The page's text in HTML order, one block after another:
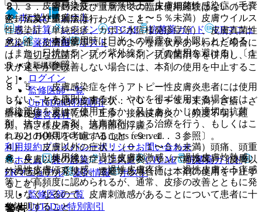
８．３． 密封法及び重層法での臨床使用経験はないので、
密封法及び重層法は行わないこと。
８．４． 本剤使用時は日光への曝露を最小限にとどめる
（また、日焼けランプ／紫外線ランプの使用を避ける）〔１
５．２．１参照〕。
８．５． 皮膚感染症を伴うアトピー性皮膚炎患者には使用
しないことを原則とするが、やむを得ず使用する場合には、
感染部位を避けて使用するか、又はあらかじめ適切な抗菌
剤、抗ウイルス剤、抗真菌剤による治療を行う、もしくはこ
れらとの併用を考慮すること〔９．１．３参照〕。
８．６． 使用後、一過性皮膚刺激感（一過性皮膚灼熱感、
一過性皮膚ほてり感、一過性皮膚疼痛、一過性皮膚そう痒感
等）が高頻度に認められるが、通常、皮疹の改善とともに発
現しなくなるので、皮膚刺激感があることについて患者に十
分説明すること。
２）． 皮膚感染症：（５％以上）皮膚細菌性感染症（毛嚢
炎、伝染性膿痂疹等）、（０．１〜５％未満）皮膚ウイルス
性感染症（単純疱疹、カポジ水痘様発疹症等）、皮膚真菌性
感染症（皮膚白癬等）［このような症状があらわれた場合に
は、適切な抗菌剤、抗ウイルス剤、抗真菌剤等を併用し、症
状が速やかに改善しない場合には、本剤の使用を中止するこ
と］。
３）． その他の皮膚症状：（０．１〜５％未満）ざ瘡、ざ
瘡様皮疹、皮膚乾燥、丘疹、接触皮膚炎、（頻度不明）紅
斑、酒さ様皮膚炎、適用部位浮腫。
４）． 皮膚以外の症状：（０．１〜５％未満）頭痛、頭重
感、皮膚以外の感染症（上気道炎、リンパ節炎等）［皮膚以
外の感染症が発現し、遷延する場合には本剤の使用を中止す
ること］。
警告
ホーム
ノート
表・計算
レジメン CTCAE 抗菌薬ガイド
ERマニュ
アル
薬剤情報 ポスト
新規登録
ログイン
監修医師一覧
UpToDate特別割引
運営会社
© 2021 HOKUTO Inc. All rights reserved.
利用規約プライバシーポリシーお問い合わせ
ホーム
表・計算 レジメン CTCAE
抗菌薬ガイド
ERマニュアル
薬剤情報 ポスト
監修医師一覧
UpToDate特別割引